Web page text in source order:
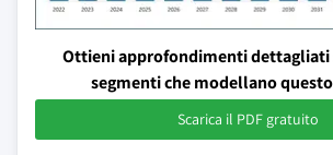
Ottieni approfondimenti dettagliati
segmenti che modellano
Scarica il PDF gratuito